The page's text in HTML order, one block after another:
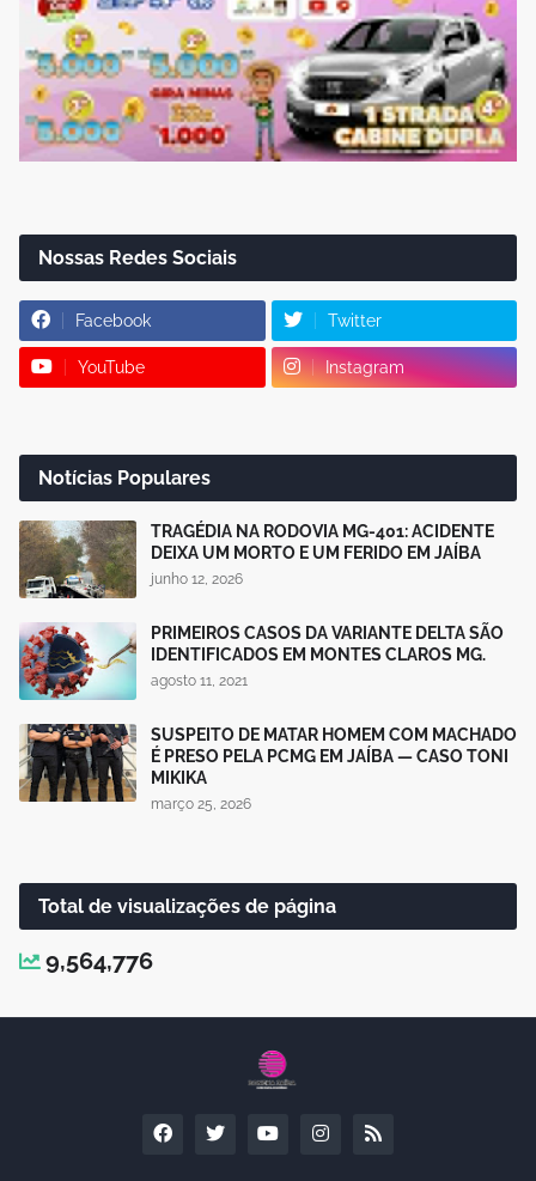
Nossas Redes Sociais
Facebook Twitter
YouTube Instagram
Notícias Populares
TRAGÉDIA NA RODOVIA MG-401: ACIDENTE
DEIXA UM MORTO E UM FERIDO EM JAÍBA
junho 12, 2026
PRIMEIROS CASOS DA VARIANTE DELTA SÃO
IDENTIFICADOS EM MONTES CLAROS MG.
agosto 11, 2021
SUSPEITO DE MATAR HOMEM COM MACHADO
É PRESO PELA PCMG EM JAÍBA — CASO TONI
MIKIKA
março 25, 2026
Total de visualizações de página
9,564,776